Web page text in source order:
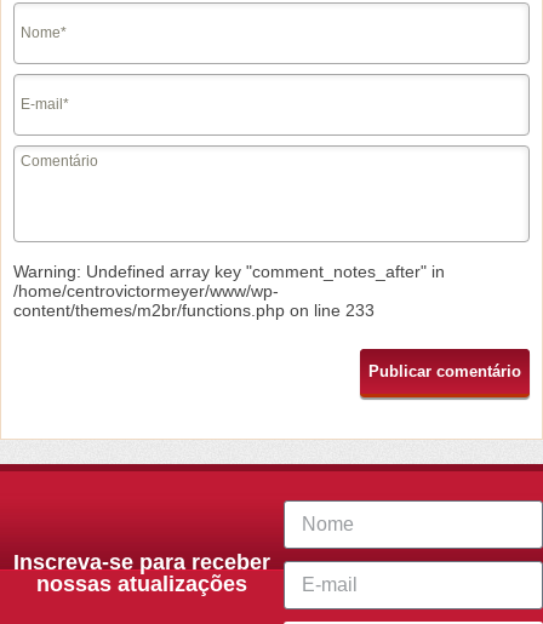
Warning: Undefined array key "comment_notes_after" in
/home/centrovictormeyer/www/wp-
content/themes/m2br/functions.php on line 233
Inscreva-se para receber
nossas atualizações